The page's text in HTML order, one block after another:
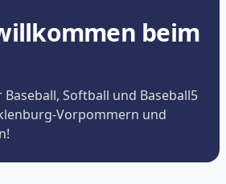
beim
Softball und Baseball5
Vorpommern und